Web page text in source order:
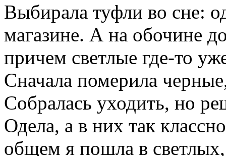
Выбирала туфли во сне:
магазине. А на обочине
причем светлые где-то
Сначала померила
Собралась уходить, но
Одела, а в них так
общем я пошла в